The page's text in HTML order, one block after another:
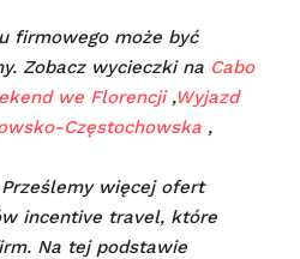
firmowego może być
Zobacz wycieczki na Cabo
we Florencji,Wyjazd
Częstochowska ,
więcej ofert
incentive travel, które
Na tej podstawie